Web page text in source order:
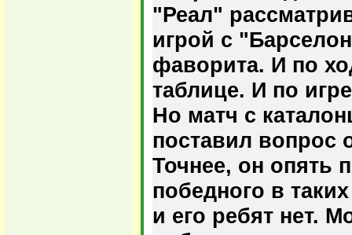
"Реал"
игрой с
фаворита. И по
таблице. И по
Но матч с
поставил вопрос
Точнее, он опять
победного в
и его ребят нет.